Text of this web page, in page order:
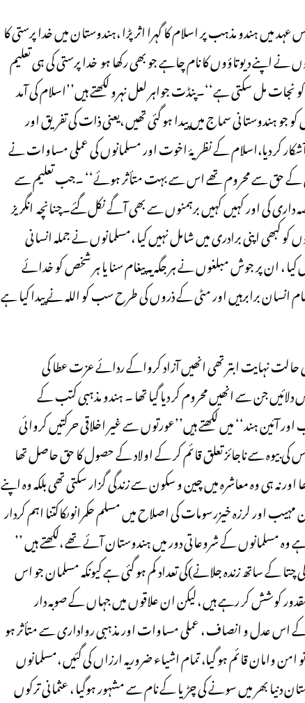
عہد میں ہندو مذہب پر اسلام کا گہرا اثرپڑا ،ہندوستان میں خدا پرستی کا
اپنے دیوتاؤوں کا نام چاہے جو بھی رکھا ہو خدا پرستی کی ہی تعلیم
مل سکتی ہے‘‘۔پنڈت جواہر لعل نہرو لکھتے ہیں’’اسلام کی آمد
ہندوستانی سماج میں پیدا ہو گئی تھیں ،یعنی ذات کی تفریق اور
کر دیا،اسلام کے نظریۂ اخوت اور مسلمانوں کی عملی مساوات نے
کے حق سے محروم تھے اس سے بہت متأثر ہوئے‘‘ ۔جب تعلیم سے
کی اور کہیں کہیں برہمنوں سے بھی آگے نکل گئے۔چنانچہ انگریز
کو کبھی اپنی برادری میں شامل نہیں کیا ،مسلمانوں نے جملہ انسانی
، ان پر جوش مبلغوں نے ہر جگہ یہ پیغام سنا یا ہر شخص کو خدائے
انسان برابرہیں اور مٹی کے ذروں کی طرح سب کو اللہ نے پیدا کیا ہے
حالت نہایت ابتر تھی انھیں آزاد کرواکے ردائے عزت عطا کی
جن سے انھیں محروم کر دیا گیا تھا ۔ ہندو مذہبی کتب کے
ہند‘‘ میں لکھتے ہیں’’عورتوں سے غیر اخلاقی حرکتیں کروائی
کی بیوہ سے ناجائز تعلق قائم کر کے اولاد کے حصول کا حق حاصل تھا
اور نہ ہی وہ معاشرہ میں چین و سکون سے زندگی گزار سکتی تھی بلکہ وہ اپنے
اور لرزہ خیزرسومات کی اصلاح میں مسلم حکمرانوںکاکتنا اہم کردار
مسلمانوں کے شروعاتی دور میں ہندوستان آئے تھے ،لکھتے ہیں ’’
کے ساتھ زندہ جلانے)کی تعداد کم ہو گئی ہے کیونکہ مسلمان جو اس
کوشش کر رہے ہیں ،لیکن ان علاقوں میں جہاں کے صوبہ دار
اس عدل و انصاف ، عملی مساوات اور مذہبی رواداری سے متأثر ہو
وامان قائم ہو گیا، تمام اشیاء ضروریہ ارزاں کی گئیں ،مسلمانوں
بھر میں سونے کی چڑیا کے نام سے مشہور ہوگیا ، عثمانی ترکوں